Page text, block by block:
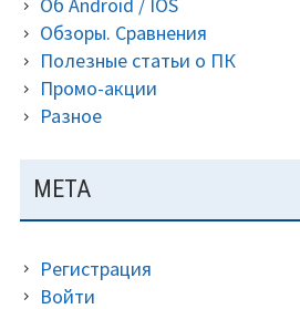
Обзоры. Сравнения
Полезные статьи о ПК
Промо-акции
Разное
МЕТА
Регистрация
Войти